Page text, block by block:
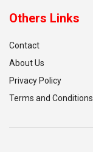
Others Links
Contact
About Us
Privacy Policy
Terms and Conditions